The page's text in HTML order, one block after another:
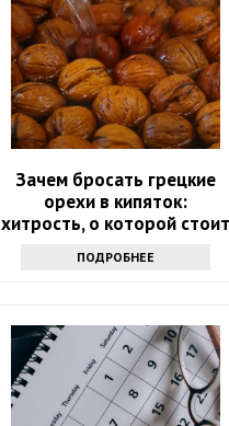
Зачем бросать грецкие
орехи в кипяток:
хитрость, о которой стоит
ПОДРОБНЕЕ